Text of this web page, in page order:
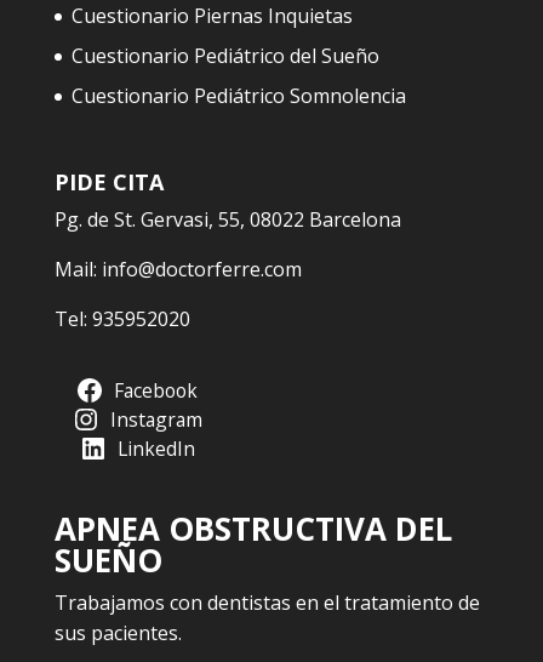
Cuestionario Piernas Inquietas
Cuestionario Pediátrico del Sueño
Cuestionario Pediátrico Somnolencia
PIDE CITA
Pg. de St. Gervasi, 55, 08022 Barcelona
Mail: info@doctorferre.com
Tel: 935952020
Facebook
Instagram
LinkedIn
APNEA OBSTRUCTIVA DEL
SUEÑO
Trabajamos con dentistas en el tratamiento de
sus pacientes.